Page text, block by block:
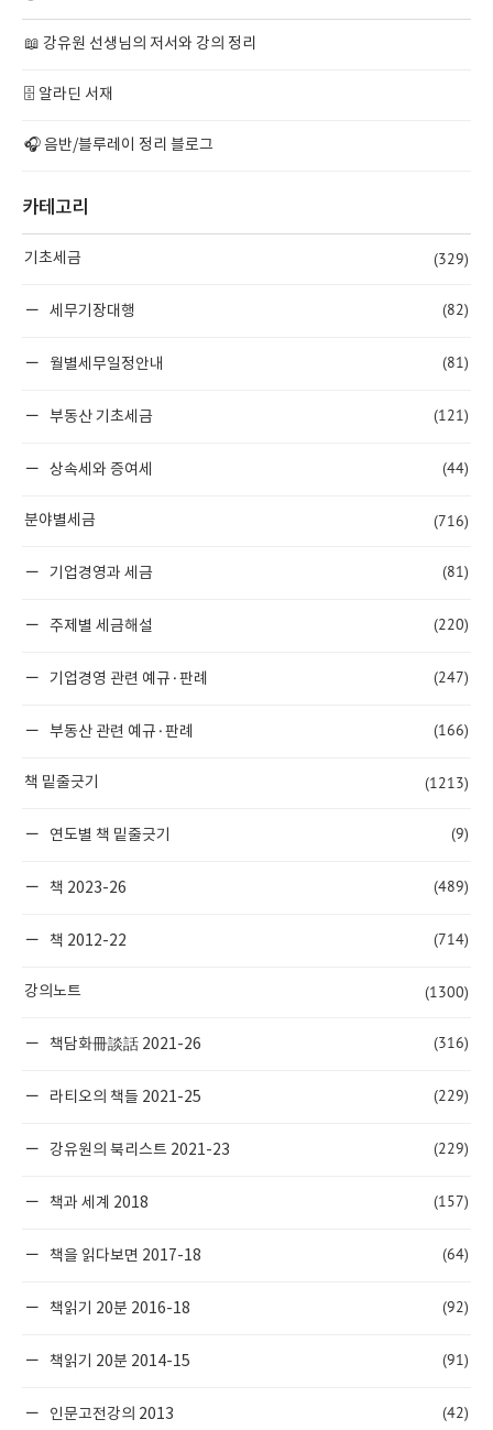
📖 강유원 선생님의 저서와 강의 정리
🗄️ 알라딘 서재
🎧 음반/블루레이 정리 블로그
카테고리
기초세금 (329)
세무기장대행 (82)
월별세무일정안내 (81)
부동산 기초세금 (121)
상속세와 증여세 (44)
분야별세금 (716)
기업경영과 세금 (81)
주제별 세금해설 (220)
기업경영 관련 예규·판례 (247)
부동산 관련 예규·판례 (166)
책 밑줄긋기 (1213)
연도별 책 밑줄긋기 (9)
책 2023-26 (489)
책 2012-22 (714)
강의노트 (1300)
책담화冊談話 2021-26 (316)
라티오의 책들 2021-25 (229)
강유원의 북리스트 2021-23 (229)
책과 세계 2018 (157)
책을 읽다보면 2017-18 (64)
책읽기 20분 2016-18 (92)
책읽기 20분 2014-15 (91)
인문고전강의 2013 (42)